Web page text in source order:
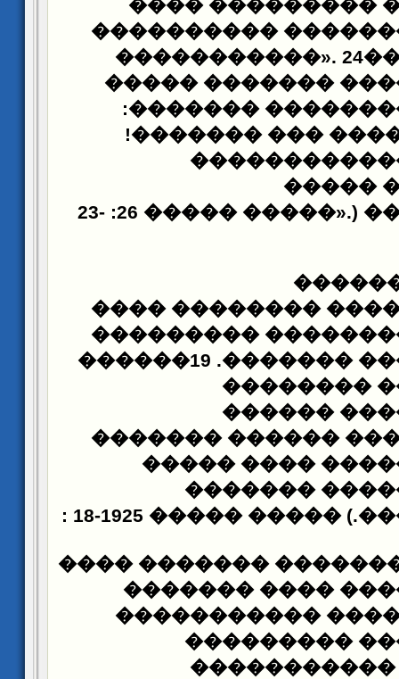
�����������
���������
». 24
�����������
���� ���������
���������
������� ���
���������
».)
����� ����� 26: 23-
��������������
��������
������ ������ �������. 19������
��������
���������
�������������
�������
�����
�������
������� �����.)
: 18-19
�������� �������
����� ��������
��������������
��������
����������